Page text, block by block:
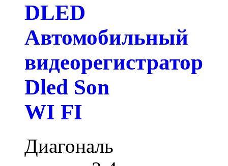
DLED
Автомобильный
видеорегистратор
Dled Son
WI FI
Диагональ